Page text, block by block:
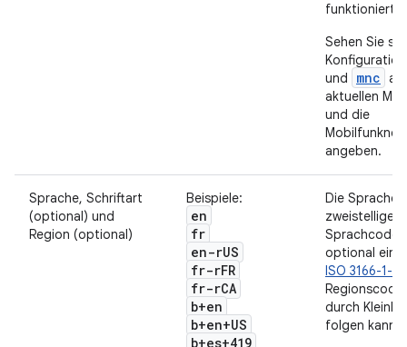
funktioniert.
Sehen Sie
und
mnc
aktuellen
und die
angeben.
Sprache, Schriftart
(optional) und
Region (optional)
Beispiele:
en
fr
en-rUS
fr-rFR
fr-rCA
b+en
b+en+US
b+es+419
Die Sprache
zweistelligen
Sprachcode
optional ein
ISO 3166-1-
durch
folgen kann.